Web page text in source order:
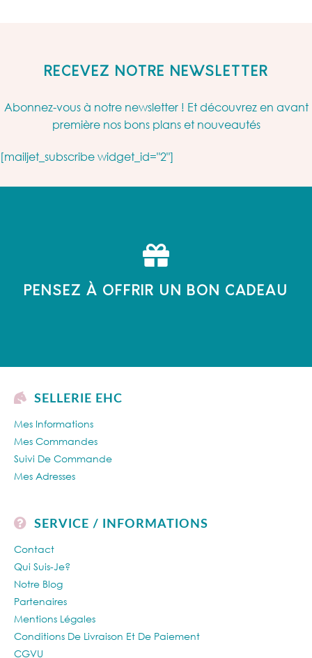
RECEVEZ NOTRE NEWSLETTER
Abonnez-vous à notre newsletter ! Et découvrez en avant
première nos bons plans et nouveautés
[mailjet_subscribe widget_id="2"]
PENSEZ À OFFRIR UN BON CADEAU
SELLERIE EHC
Mes Informations
Mes Commandes
Suivi De Commande
Mes Adresses
SERVICE / INFORMATIONS
Contact
Qui Suis-Je?
Notre Blog
Partenaires
Mentions Légales
Conditions De Livraison Et De Paiement
CGVU